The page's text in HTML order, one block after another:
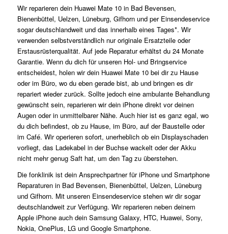
Wir reparieren dein Huawei Mate 10 in Bad Bevensen,
Bienenbüttel, Uelzen, Lüneburg, Gifhorn und per Einsendeservice
sogar deutschlandweit und das innerhalb eines Tages*. Wir
verwenden selbstverständlich nur originale Ersatzteile oder
Erstausrüsterqualität. Auf jede Reparatur erhältst du 24 Monate
Garantie. Wenn du dich für unseren Hol- und Bringservice
entscheidest, holen wir dein Huawei Mate 10 bei dir zu Hause
oder im Büro, wo du eben gerade bist, ab und bringen es dir
repariert wieder zurück. Sollte jedoch eine ambulante Behandlung
gewünscht sein, reparieren wir dein iPhone direkt vor deinen
Augen oder in unmittelbarer Nähe. Auch hier ist es ganz egal, wo
du dich befindest, ob zu Hause, im Büro, auf der Baustelle oder
im Café. Wir operieren sofort, unerheblich ob ein Displayschaden
vorliegt, das Ladekabel in der Buchse wackelt oder der Akku
nicht mehr genug Saft hat, um den Tag zu überstehen.
Die fonklinik ist dein Ansprechpartner für iPhone und Smartphone
Reparaturen in Bad Bevensen, Bienenbüttel, Uelzen, Lüneburg
und Gifhorn. Mit unseren Einsendeservice stehen wir dir sogar
deutschlandweit zur Verfügung. Wir reparieren neben deinem
Apple iPhone auch dein Samsung Galaxy, HTC, Huawei, Sony,
Nokia, OnePlus, LG und Google Smartphone.